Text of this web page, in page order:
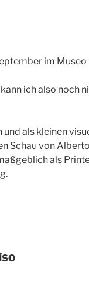
im Museo
was
als kleinen
Schau von
als